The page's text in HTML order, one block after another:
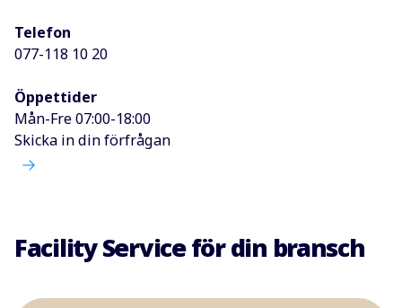
Telefon
077-118 10 20
Öppettider
Mån-Fre 07:00-18:00
Skicka in din förfrågan
Facility Service för din bransch